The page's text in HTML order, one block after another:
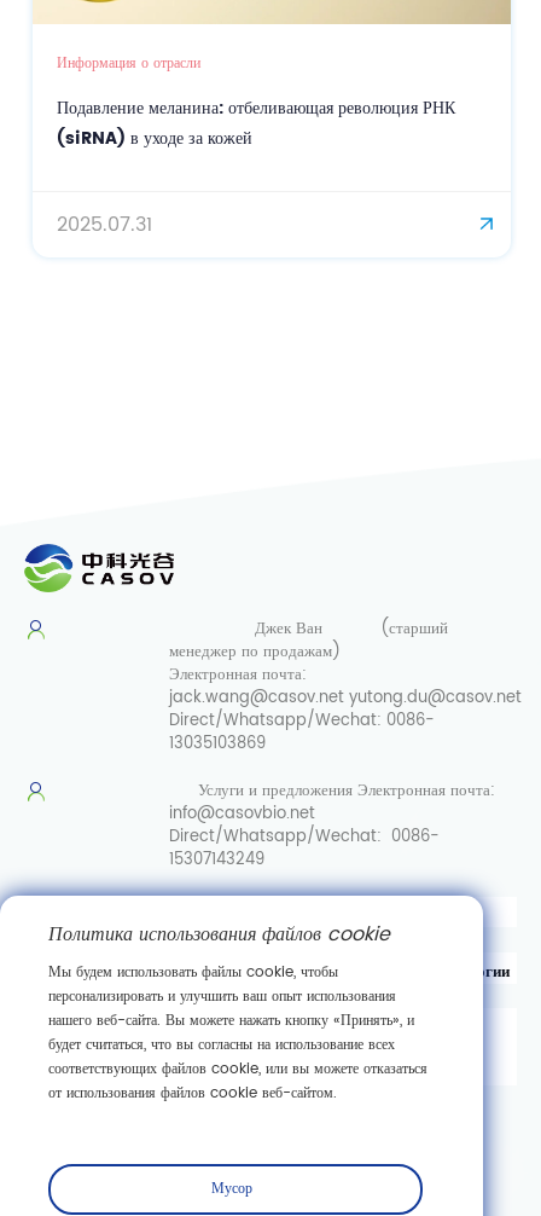
Информация о отрасли
Подавление меланина: отбеливающая революция РНК
(siRNA) в уходе за кожей
2025.07.31
Джек Ван
(старший
менеджер по продажам)
Электронная почта:
jack.wang@casov.netyutong.du@casov.net
Direct/Whatsapp/Wechat: 0086-
13035103869
Услуги и предложенияЭлектронная почта:
info@casovbio.net
Direct/Whatsapp/Wechat: 0086-
15307143249
Уханьский центр инноваций в области синтетической биологии
д. 89, 3-я улица Гаокэюань,
район развития новых технологий Дунху,
г. Ухань, провинция Хубэй
Подписаться
Политика использования файлов cookie
Мы будем использовать файлы cookie, чтобы
персонализировать и улучшить ваш опыт использования
нашего веб-сайта. Вы можете нажать кнопку «Принять», и
будет считаться, что вы согласны на использование всех
соответствующих файлов cookie, или вы можете отказаться
от использования файлов cookie веб-сайтом.
Мусор